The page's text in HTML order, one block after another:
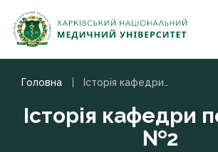
Головна
Історія кафедри
№2